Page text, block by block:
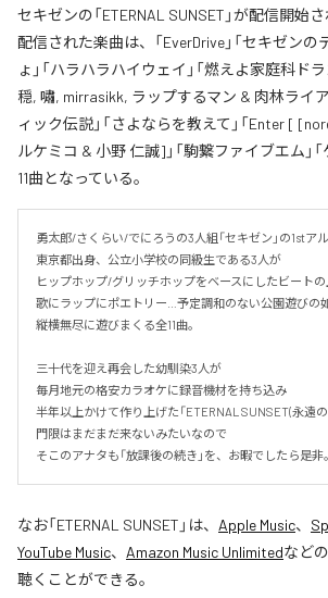
セキゼンの「ETERNAL SUNSET」が配信開始
配信された楽曲は、「EverDrive」「セキゼンの
ょ」「ハラハラハイウェイ」「燃えよ家庭科ド
穏, 嘯, mirrasikk, ラップするマン & 肉林ライア
ィック伝説」「さよならを教えて」「Enter [
ルケミコ & 小野 仁誠]」「駒繋ファイブエム」
11曲となっている。
勇太郎/さくらい/でにろうの3人組「セキゼン」の1stアル
東京都出身、公立小学校の同級生である3人が
ヒップホップ/グリッチホップをベースにしたビートの
歌にラップにポエトリー…予定調和のない公園遊びの
縦横無尽に遊びまくる全11曲。
三十代を迎え再会した幼馴染3人が
毎月地元の格安カラオケに録音機材を持ち込み
半年以上かけて作り上げた「ETERNAL SUNSET(永遠の
門限はまだまだ来ないみたいなので
そこのアナタも「放課後の続き」を、お暇でしたら是非。
なお「ETERNAL SUNSET 」は、 Apple Music、
YouTube Music、 Amazon Music Unlimitedなど
聴くことができる。